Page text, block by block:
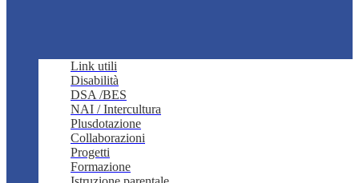
Link utili
Disabilità
DSA /BES
NAI / Intercultura
Plusdotazione
Collaborazioni
Progetti
Formazione